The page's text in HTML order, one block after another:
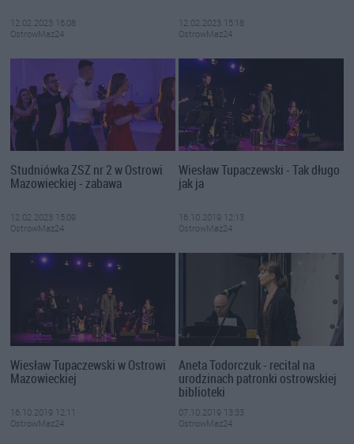
12.02.2023 16:08
OstrowMaz24
12.02.2023 15:18
OstrowMaz24
Studniówka ZSZ nr 2 w Ostrowi
Mazowieckiej - zabawa
12.02.2023 15:09
OstrowMaz24
Wiesław Tupaczewski - Tak długo
jak ja
16.10.2019 12:13
OstrowMaz24
Wiesław Tupaczewski w Ostrowi
Mazowieckiej
16.10.2019 12:11
OstrowMaz24
Aneta Todorczuk - recital na
urodzinach patronki ostrowskiej
biblioteki
07.10.2019 13:33
OstrowMaz24